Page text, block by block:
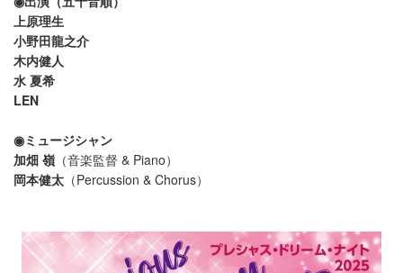
上原理生
小野田龍之介
木内健人
水 夏希
LEN
◉ミュージシャン
加畑 嶺 （音楽監督 & Piano）
岡本健太 （Percussion & Chorus）